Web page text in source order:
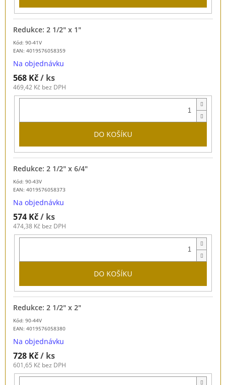
Kód: 90-41V
EAN: 4019576058359
Redukce: 2 1/2" x 1"
Na objednávku
568 Kč/ ks
469,42 Kč bez DPH
DO KOŠÍKU
Kód: 90-43V
EAN: 4019576058373
Redukce: 2 1/2" x 6/4"
Na objednávku
574 Kč/ ks
474,38 Kč bez DPH
DO KOŠÍKU
Kód: 90-44V
EAN: 4019576058380
Redukce: 2 1/2" x 2"
Na objednávku
728 Kč/ ks
601,65 Kč bez DPH